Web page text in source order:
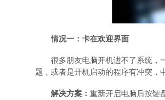
情况一：卡在欢迎界面
很多朋友电脑开机进不了系统，
题，或者是开机启动的程序有冲突，
解决方案： 重新开启电脑后按键